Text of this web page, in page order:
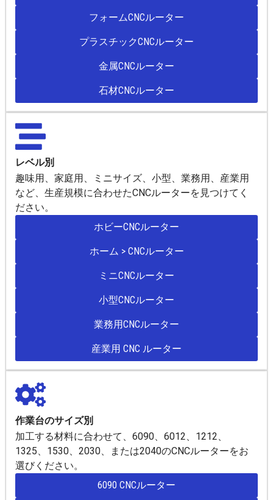
フォームCNCルーター
プラスチックCNCルーター
金属CNCルーター
石材CNCルーター
レベル別
趣味用、家庭用、ミニサイズ、小型、業務用、産業用
など、生産規模に合わせたCNCルーターを見つけてく
ださい。
ホビーCNCルーター
ホーム > CNCルーター
ミニCNCルーター
小型CNCルーター
業務用CNCルーター
産業用 CNC ルーター
作業台のサイズ別
加工する材料に合わせて、6090、6012、1212、
1325、1530、2030、または2040のCNCルーターをお
選びください。
6090 CNCルーター